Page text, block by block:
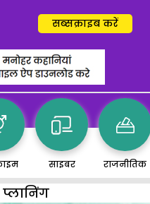
सब्सक्राइब करें
साइबर राजनीतिक